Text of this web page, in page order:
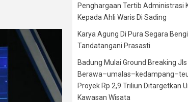
Penghargaan Tertib Administrasi
Kepada Ahli Waris Di Sading
Karya Agung Di Pura Segara
Tandatangani Prasasti
Badung Mulai Ground Breaking
Proyek Rp 2,9 Triliun Ditargetkan
Kawasan Wisata